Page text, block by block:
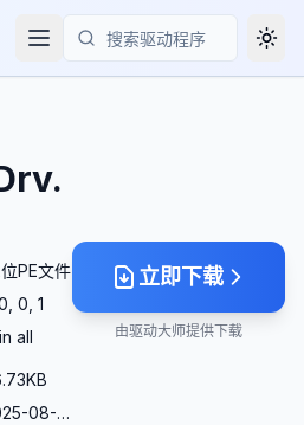
搜索
PE文件
0, 1
all
2025-08-23
立即下载
由驱动大师提供下载